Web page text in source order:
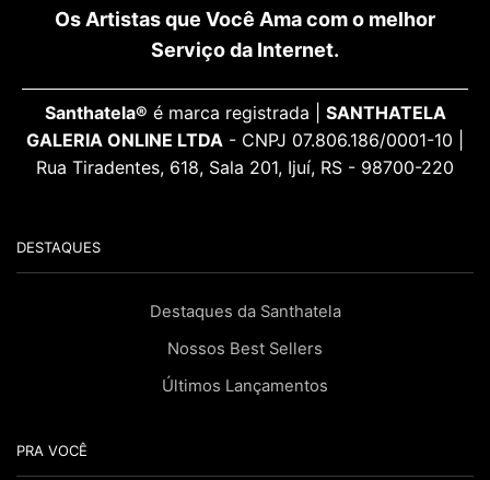
Os Artistas que Você Ama com o melhor
Serviço da Internet.
Santhatela® é marca registrada | SANTHATELA
GALERIA ONLINE LTDA - CNPJ 07.806.186/0001-10 |
Rua Tiradentes, 618, Sala 201, Ijuí, RS - 98700-220
DESTAQUES
Destaques da Santhatela
Nossos Best Sellers
Últimos Lançamentos
PRA VOCÊ